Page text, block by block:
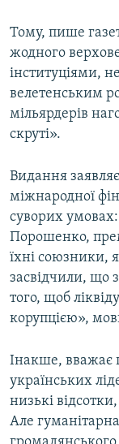
Тому, пише
жодного
інституціями,
велетенським
мільярдерів
скруті».
Видання
міжнародної
суворих
Порошенко,
їхні союзники,
засвідчили, що з
того, щоб
корупцією»,
Інакше, вважає
українських
низькі
Але